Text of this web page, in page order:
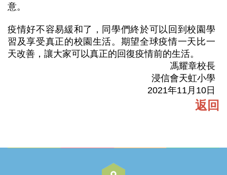
意。
疫情好不容易緩和了，同學們終於可以回到校園學
習及享受真正的校園生活。期望全球疫情一天比一
天改善，讓大家可以真正的回復疫情前的生活。
馮耀章校長
浸信會天虹小學
2021年11月10日
返回